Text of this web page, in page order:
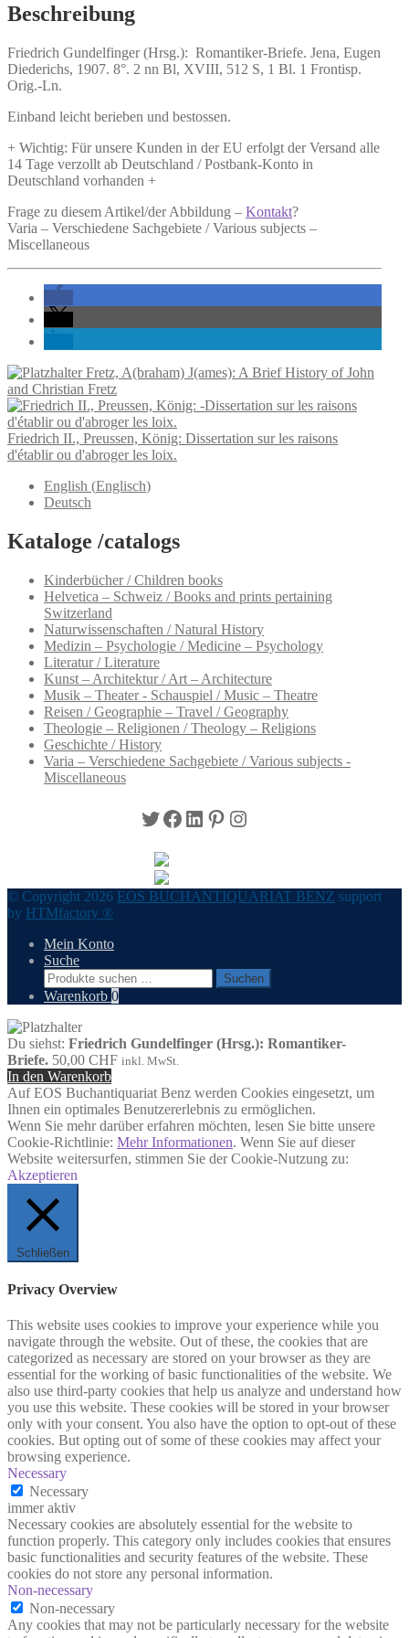
Beschreibung
Friedrich Gundelfinger (Hrsg.): Romantiker-Briefe. Jena, Eugen
Diederichs, 1907. 8°. 2 nn Bl, XVIII, 512 S, 1 Bl. 1 Frontisp.
Orig.-Ln.
Einband leicht berieben und bestossen.
+ Wichtig: Für unsere Kunden in der EU erfolgt der Versand alle
14 Tage verzollt ab Deutschland / Postbank-Konto in
Deutschland vorhanden +
Frage zu diesem Artikel/der Abbildung – Kontakt?
Varia – Verschiedene Sachgebiete / Various subjects –
Miscellaneous
Fretz, A(braham) J(ames): A Brief History of John
and Christian Fretz
Friedrich II., Preussen, König: Dissertation sur les raisons
d'établir ou d'abroger les loix.
English (Englisch)
Deutsch
Kataloge /catalogs
Kinderbücher / Children books
Helvetica – Schweiz / Books and prints pertaining
Switzerland
Naturwissenschaften / Natural History
Medizin – Psychologie / Medicine – Psychology
Literatur / Literature
Kunst – Architektur / Art – Architecture
Musik – Theater - Schauspiel / Music – Theatre
Reisen / Geographie – Travel / Geography
Theologie – Religionen / Theology – Religions
Geschichte / History
Varia – Verschiedene Sachgebiete / Various subjects -
Miscellaneous
Twitter
Facebook
LinkedIn
Pinterest
Instagram
© Copyright 2026 EOS BUCHANTIQUARIAT BENZ support
by HTMfactory ®
Mein Konto
Suche
Suchen
nach:
Suchen
Warenkorb 0
Du siehst: Friedrich Gundelfinger (Hrsg.): Romantiker-
Briefe. 50,00 CHF inkl. MwSt.
In den Warenkorb
Auf EOS Buchantiquariat Benz werden Cookies eingesetzt, um
Ihnen ein optimales Benutzererlebnis zu ermöglichen.
Wenn Sie mehr darüber erfahren möchten, lesen Sie bitte unsere
Cookie-Richtlinie: Mehr Informationen. Wenn Sie auf dieser
Website weitersurfen, stimmen Sie der Cookie-Nutzung zu:
Akzeptieren
Schließen
Privacy Overview
This website uses cookies to improve your experience while you
navigate through the website. Out of these, the cookies that are
categorized as necessary are stored on your browser as they are
essential for the working of basic functionalities of the website. We
also use third-party cookies that help us analyze and understand how
you use this website. These cookies will be stored in your browser
only with your consent. You also have the option to opt-out of these
cookies. But opting out of some of these cookies may affect your
browsing experience.
Necessary
Necessary
immer aktiv
Necessary cookies are absolutely essential for the website to
function properly. This category only includes cookies that ensures
basic functionalities and security features of the website. These
cookies do not store any personal information.
Non-necessary
Non-necessary
Any cookies that may not be particularly necessary for the website